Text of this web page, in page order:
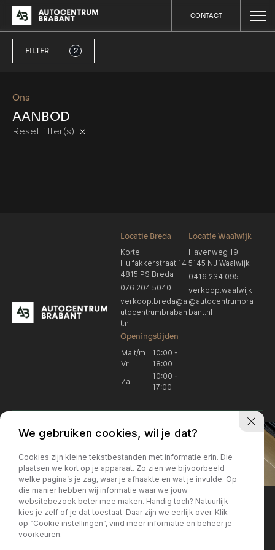
CONTACT
Ons
AANBOD
Reset filter(s)
FILTER 2
Locatie Breda
Korte
Huifakkerstraat 14
4815 PS Breda
076 204 5040
verkoop.breda@a
utocentrumbraban
t.nl
Locatie Waalwijk
Havenweg 19
5145 NJ Waalwijk
0416 234 095
verkoop.waalwijk
@autocentrumbra
bant.nl
Openingstijden
Ma t/m
Vr:
10:00 -
18:00
Za:
10:00 -
17:00
Locatie Breda
076 204 5040
Locatie Breda
verkoop.breda@autocentrum
brabant.nl
Locatie Breda
Korte Huifakkerstraat 14
4815 PS Breda
Locatie Breda
+31 076 204 5040
We gebruiken cookies, wil je dat?
Cookies zijn kleine tekstbestanden met informatie erin. Die
plaatsen we kort op je apparaat. Zo zien we bijvoorbeeld
welke pagina’s je zag, waar je afhaakte en wat je invulde. Op
die manier hebben wij informatie waar we jouw
websitebezoek beter mee maken. Handig toch? Natuurlijk
kies je zelf of je dat toestaat. Daar zijn we eerlijk over. Klik
op “Cookie instellingen”, vind meer informatie en beheer je
voorkeuren.